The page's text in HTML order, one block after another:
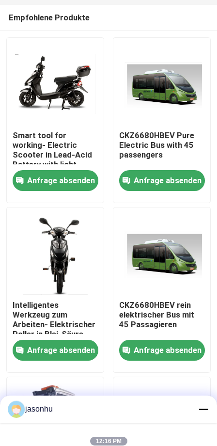
Startseite
Über uns
Fabrik Tour
Qualitätskontrolle
Kontakt
Referenzen
Reine Elektroautos
Empfohlene Produkte
Smart tool for
working- Electric
Scooter in Lead-Acid
Battery with light
weight
Anfrage absenden
CKZ6680HBEV Pure
Electric Bus with 45
passengers
Anfrage absenden
Intelligentes
Werkzeug zum
Arbeiten- Elektrischer
Roller in Blei-Säure-
Batterie mit leichtem
GewichtAnfrage absenden
CKZ6680HBEV rein
elektrischer Bus mit
45 Passagieren
Anfrage absenden
jasonhu
12:16 PM